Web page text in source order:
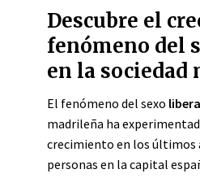
Descubre el
fenómeno del
en la sociedad
El fenómeno del sexo
madrileña ha
crecimiento en los últimos
personas en la capital